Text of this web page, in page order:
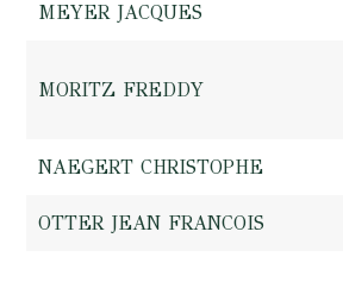
MEYER JACQUES
MORITZ FREDDY
NAEGERT CHRISTOPHE
OTTER JEAN FRANCOIS